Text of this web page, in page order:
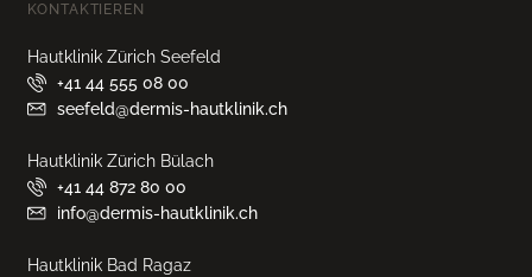
KONTAKTIEREN
Hautklinik Zürich Seefeld
+41 44 555 08 00
seefeld@dermis-hautklinik.ch
Hautklinik Zürich Bülach
+41 44 872 80 00
info@dermis-hautklinik.ch
Hautklinik Bad Ragaz